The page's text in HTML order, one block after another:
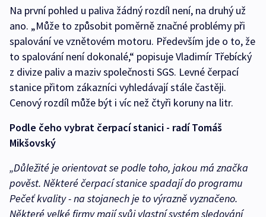
Na první pohled u paliva žádný rozdíl není, na druhý už
ano. „Může to způsobit poměrně značné problémy při
spalování ve vznětovém motoru. Především jde o to, že
to spalování není dokonalé,“ popisuje Vladimír Třebícký
z divize paliv a maziv společnosti SGS. Levné čerpací
stanice přitom zákazníci vyhledávají stále častěji.
Cenový rozdíl může být i víc než čtyři koruny na litr.
Podle čeho vybrat čerpací stanici - radí Tomáš
Mikšovský
„Důležité je orientovat se podle toho, jakou má značka
pověst. Některé čerpací stanice spadají do programu
Pečeť kvality - na stojanech je to výrazně vyznačeno.
Některé velké firmy mají svůj vlastní systém sledování